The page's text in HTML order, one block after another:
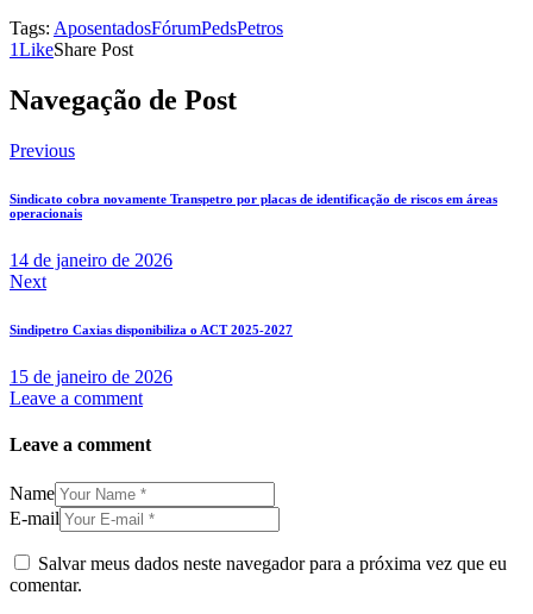
Tags: AposentadosFórumPedsPetros
1LikeShare Post
Navegação de Post
Previous
Sindicato cobra novamente Transpetro por placas de identificação de riscos em áreas
operacionais
14 de janeiro de 2026
Next
Sindipetro Caxias disponibiliza o ACT 2025-2027
15 de janeiro de 2026
Leave a comment
Leave a comment
Name
E-mail
Salvar meus dados neste navegador para a próxima vez que eu
comentar.